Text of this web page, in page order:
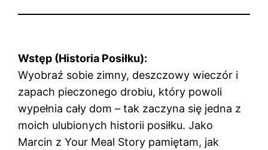
Wstęp (Historia Posiłku):
Wyobraź sobie zimny, deszczowy wieczór i
zapach pieczonego drobiu, który powoli
wypełnia cały dom – tak zaczyna się jedna z
moich ulubionych historii posiłku. Jako
Marcin z Your Meal Story pamiętam, jak